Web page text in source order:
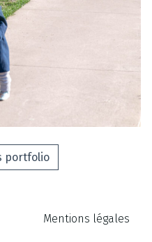
portfolio
Mentions légales